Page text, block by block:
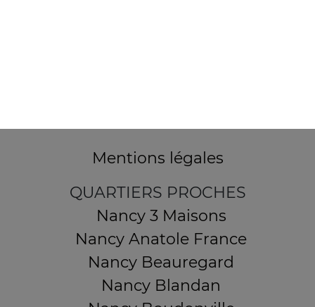
Mentions légales
QUARTIERS PROCHES
Nancy 3 Maisons
Nancy Anatole France
Nancy Beauregard
Nancy Blandan